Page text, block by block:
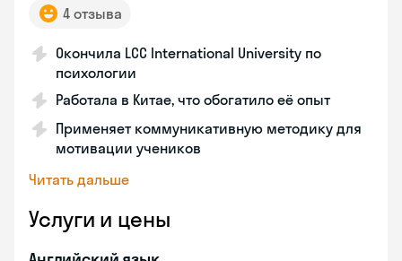
4 отзыва
Окончила LCC International University по
психологии
Работала в Китае, что обогатило её опыт
Применяет коммуникативную методику для
мотивации учеников
Читать дальше
Услуги и цены